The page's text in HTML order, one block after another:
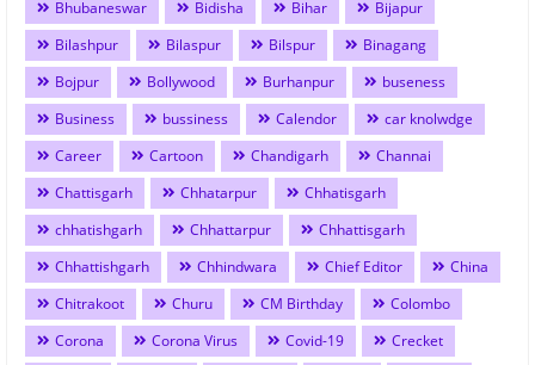
Bhubaneswar Bidisha Bihar
Bijapur
Bilashpur
Bilaspur Bilspur
Binagang
Bojpur
Bollywood Burhanpur
buseness
Business
bussiness Calendor
car knolwdge
Career
Cartoon Chandigarh
Channai
Chattisgarh
Chhatarpur
Chhatisgarh
chhatishgarh
Chhattarpur
Chhattisgarh
Chhattishgarh
Chhindwara Chief Editor
China
Chitrakoot
Churu CM Birthday
Colombo
Corona
Corona Virus Covid-19
Crecket